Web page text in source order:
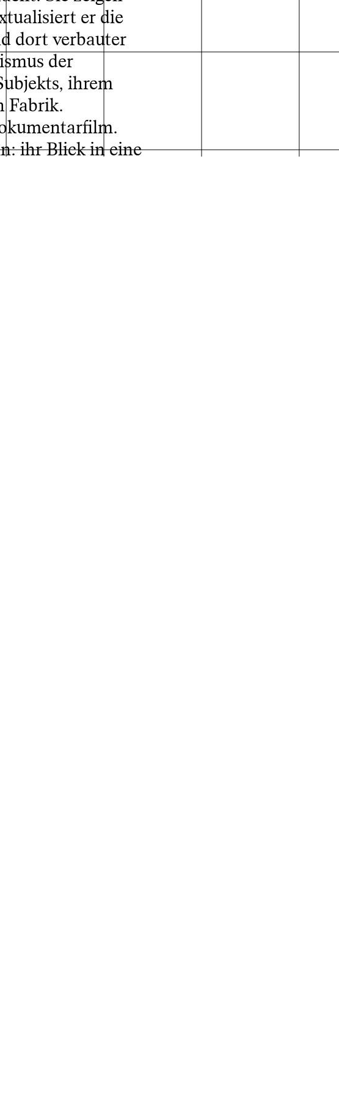
er die
dort verbauter
der
ihrem
Fabrik.
ihr Blick in eine
der Absolvent*innen